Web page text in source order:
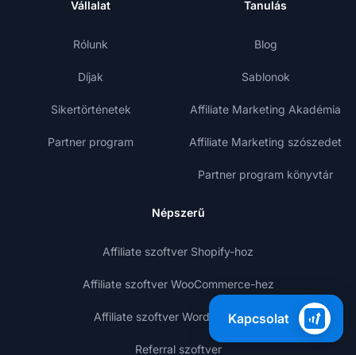
Vállalat
Rólunk
Díjak
Sikertörténetek
Partner program
Tanulás
Blog
Sablonok
Affiliate Marketing Akadémia
Affiliate Marketing szószedet
Partner program könyvtár
Népszerű
Affiliate szoftver Shopify-hoz
Affiliate szoftver WooCommerce-hez
Affiliate szoftver WordPress-hez
Referral szoftver
Kapcsolat